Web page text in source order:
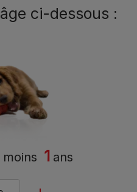
ci-dessous :
moins 1 ans